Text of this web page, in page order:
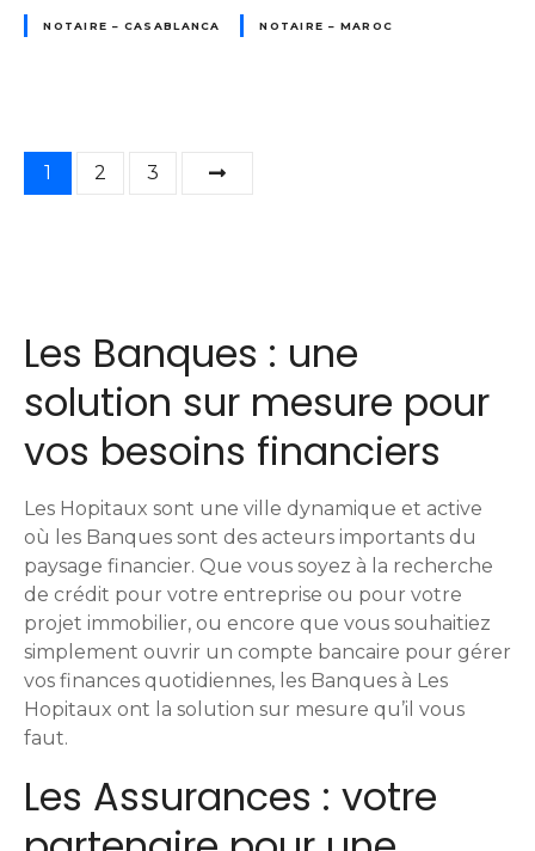
NOTAIRE – CASABLANCA NOTAIRE – MAROC
N
g
a
t
i
o
n
d
e
s
m
1 2 3
Les Banques : une
solution sur mesure pour
vos besoins financiers
Les Hopitaux sont une ville dynamique et active
où les Banques sont des acteurs importants du
paysage financier. Que vous soyez à la recherche
de crédit pour votre entreprise ou pour votre
projet immobilier, ou encore que vous souhaitiez
simplement ouvrir un compte bancaire pour gérer
vos finances quotidiennes, les Banques à Les
Hopitaux ont la solution sur mesure qu’il vous
faut.
Les Assurances : votre